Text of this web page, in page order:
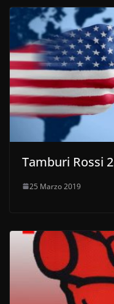
Tamburi Rossi
25 Marzo 2019